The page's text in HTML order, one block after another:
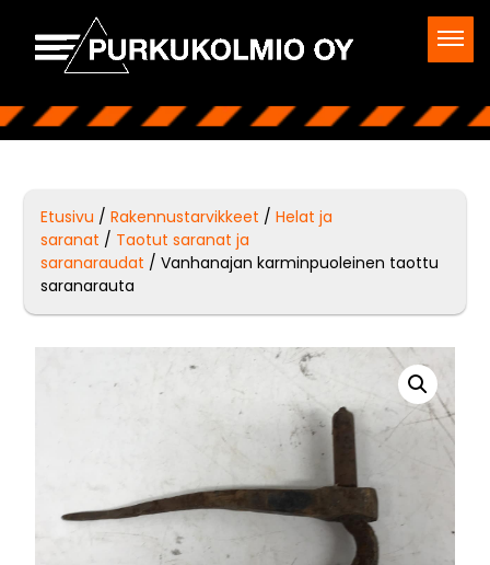
Etusivu /Rakennustarvikkeet /Helat ja
saranat / Taotut saranat ja
saranaraudat / Vanhanajan karminpuoleinen taottu
saranarauta